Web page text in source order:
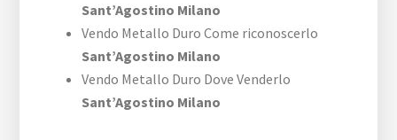
Sant’Agostino Milano
Vendo Metallo Duro Come riconoscerlo
Sant’Agostino Milano
Vendo Metallo Duro Dove Venderlo
Sant’Agostino Milano